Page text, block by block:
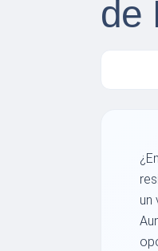
de
un